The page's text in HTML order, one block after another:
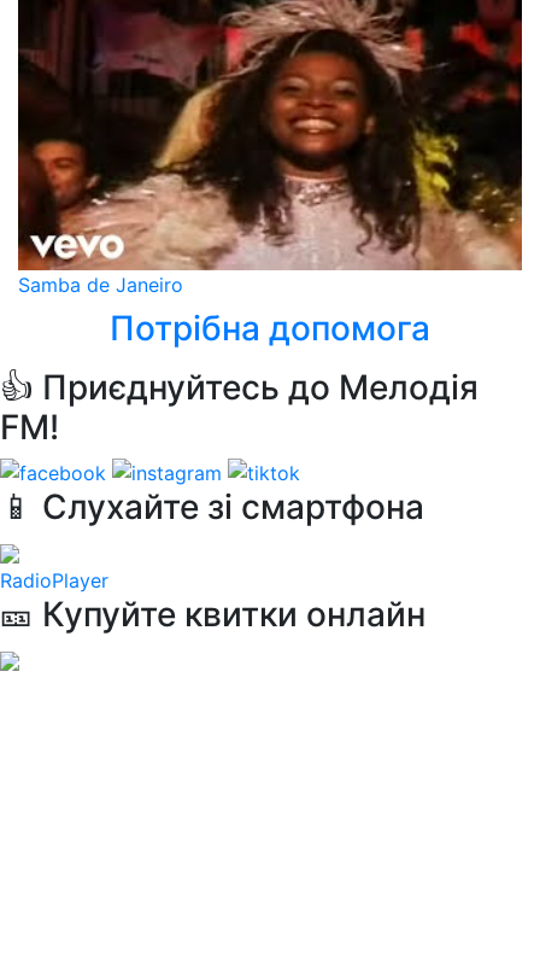
Samba de Janeiro
Потрібна допомога
👍 Приєднуйтесь до Мелодія
FM!
📱 Слухайте зі смартфона
RadioPlayer
🎫 Купуйте квитки онлайн